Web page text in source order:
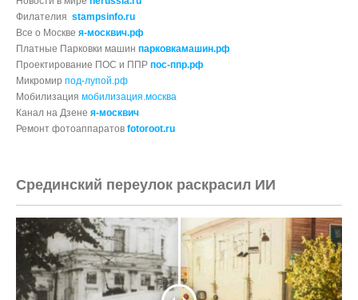
Филателия stampsinfo.ru
Все о Москве я-москвич.рф
Платные Парковки машин парковкамашин.рф
Проектирование ПОС и ППР пос-ппр.рф
Микромир под-лупой.рф
Мобилизация мобилизация.москва
Канал на Дзене я-москвич
Ремонт фотоаппаратов fotoroot.ru
Срединский переулок раскрасил ИИ